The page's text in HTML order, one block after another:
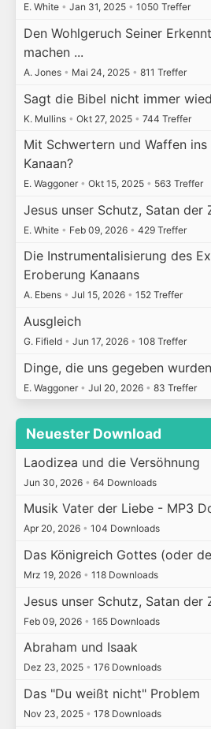
E. White • Jan 31, 2025 • 1050 Treffer
Den Wohlgeruch Seiner
machen ...
A. Jones • Mai 24, 2025 • 811 Treffer
Sagt die Bibel nicht immer
K. Mullins • Okt 27, 2025 • 744 Treffer
Mit Schwertern und Waffen ins
Kanaan?
E. Waggoner • Okt 15, 2025 • 563 Treffer
Jesus unser Schutz, Satan der
E. White • Feb 09, 2026 • 429 Treffer
Die Instrumentalisierung des
Eroberung Kanaans
A. Ebens • Jul 15, 2026 • 152 Treffer
Ausgleich
G. Fifield • Jun 17, 2026 • 108 Treffer
Dinge, die uns gegeben wurden
E. Waggoner • Jul 20, 2026 • 83 Treffer
Neuester Download
Laodizea und die Versöhnung
Jun 30, 2026 • 64 Downloads
Musik Vater der Liebe - MP3
Apr 20, 2026 • 104 Downloads
Das Königreich Gottes (oder
Mrz 19, 2026 • 118 Downloads
Jesus unser Schutz, Satan der
Feb 09, 2026 • 165 Downloads
Abraham und Isaak
Dez 23, 2025 • 176 Downloads
Das "Du weißt nicht" Problem
Nov 23, 2025 • 178 Downloads